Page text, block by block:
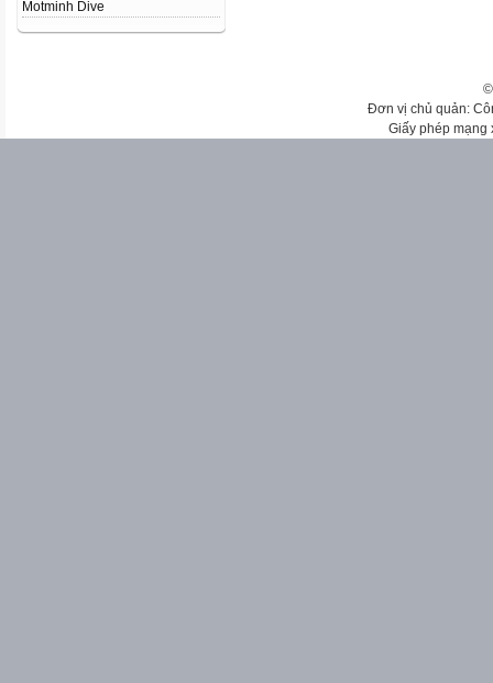
Motminh Dive
Đơn vị chủ quản:
Giấy phép mạng